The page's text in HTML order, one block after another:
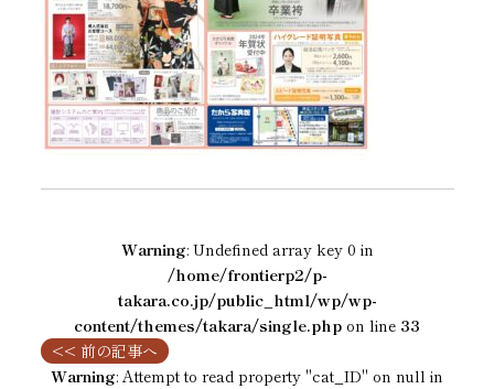
<< 前の記事へ
Warning: Undefined array key 0 in
/home/frontierp2/p-
takara.co.jp/public_html/wp/wp-
content/themes/takara/single.php on line 33
Warning: Attempt to read property "cat_ID" on null in